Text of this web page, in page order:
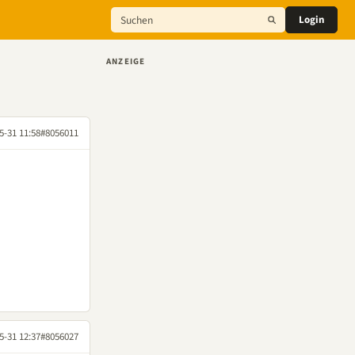
Login
31 11:58#8056011
31 12:37#8056027
ANZEIGE